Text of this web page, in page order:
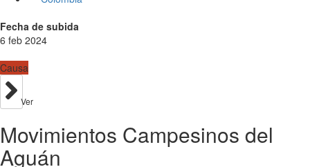
Fecha de subida
6 feb 2024
Causa
Ver
Movimientos Campesinos del
Aguán